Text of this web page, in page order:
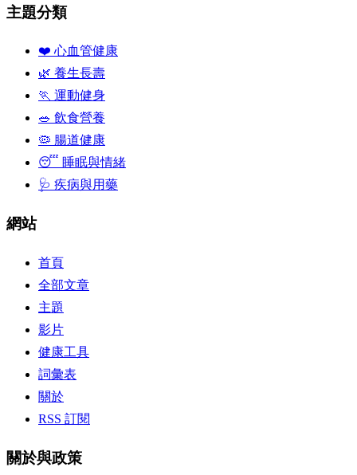
主題分類
❤️ 心血管健康
🌿 養生長壽
🏃 運動健身
🥗 飲食營養
🦠 腸道健康
😴 睡眠與情緒
🩺 疾病與用藥
網站
首頁
全部文章
主題
影片
健康工具
詞彙表
關於
RSS 訂閱
關於與政策